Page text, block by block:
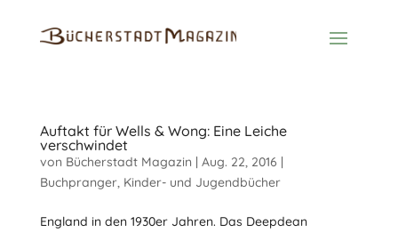
Auftakt für Wells & Wong: Eine Leiche
verschwindet
von Bücherstadt Magazin | Aug. 22, 2016 |
Buchpranger, Kinder- und Jugendbücher
England in den 1930er Jahren. Das Deepdean